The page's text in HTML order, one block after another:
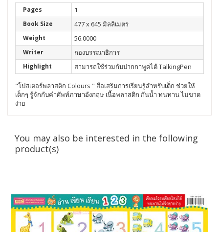
Pages 1
Book Size 477 x 645 มิลลิเมตร
Weight 56.0000
Writer กองบรรณาธิการ
Highlight สามารถใช้ร่วมกับปากกาพูดได้ TalkingPen
"โปสเตอร์พลาสติก Colours " สื่อเสริมการเรียนรู้สำหรับเด็ก ช่วยให้
เด็กๆ รู้จักกับคำศัพท์ภาษาอังกฤษ เนื้อพลาสติก กันน้ำ ทนทาน ไม่ขาด
ง่าย
You may also be interested in the following
product(s)